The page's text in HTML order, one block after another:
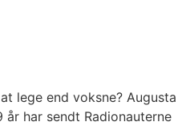
lege end voksne? Augusta
har sendt Radionauterne